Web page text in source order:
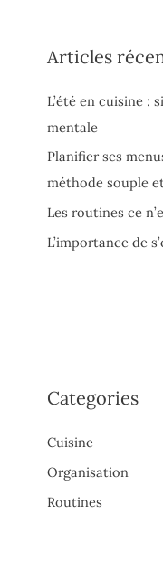
Articles
L’été en cuisine :
mentale
Planifier ses
méthode souple
Les routines ce
L’importance de
Categories
Cuisine
Organisation
Routines